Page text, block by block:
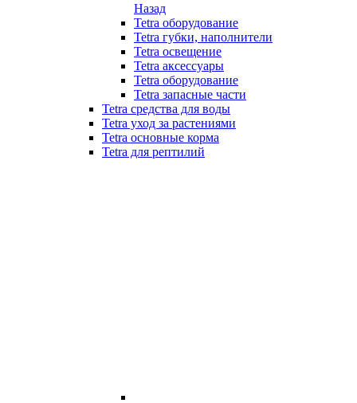
Назад
Tetra оборудование
Tetra губки, наполнители
Tetra освещение
Tetra аксессуары
Tetra оборудование
Tetra запасные части
Tetra средства для воды
Tetra уход за растениями
Tetra основные корма
Tetra для рептилий